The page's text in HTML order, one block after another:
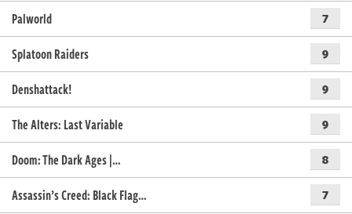
Palworld 7
Splatoon Raiders 9
Denshattack! 9
The Alters: Last Variable 9
Doom: The Dark Ages |… 8
Assassin’s Creed: Black Flag… 7